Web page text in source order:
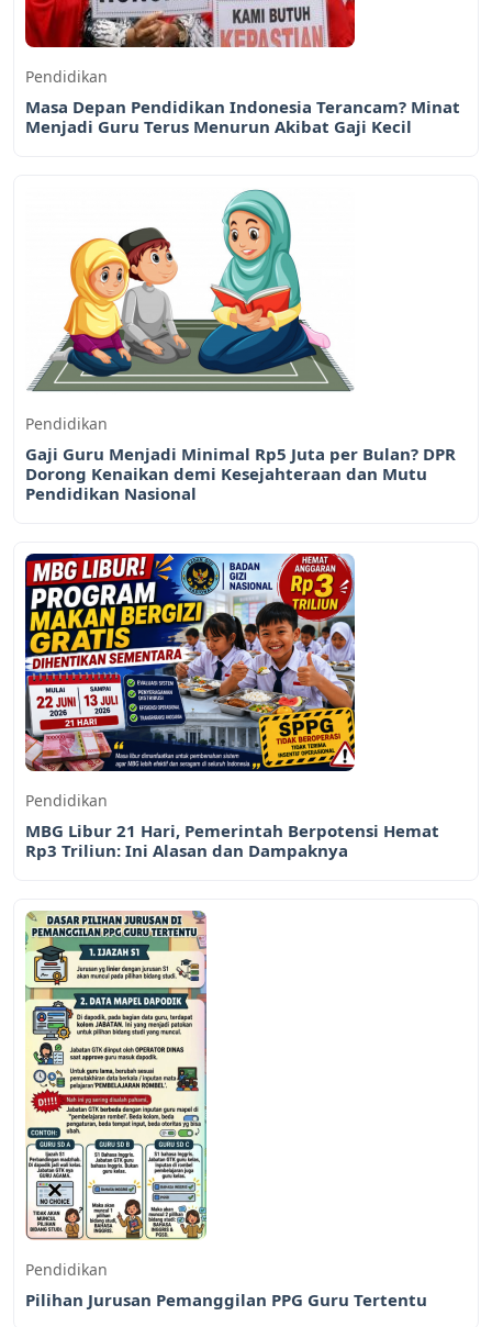
Pendidikan
Masa Depan Pendidikan Indonesia Terancam? Minat
Menjadi Guru Terus Menurun Akibat Gaji Kecil
Pendidikan
Gaji Guru Menjadi Minimal Rp5 Juta per Bulan? DPR
Dorong Kenaikan demi Kesejahteraan dan Mutu
Pendidikan Nasional
Pendidikan
MBG Libur 21 Hari, Pemerintah Berpotensi Hemat
Rp3 Triliun: Ini Alasan dan Dampaknya
Pendidikan
Pilihan Jurusan Pemanggilan PPG Guru Tertentu